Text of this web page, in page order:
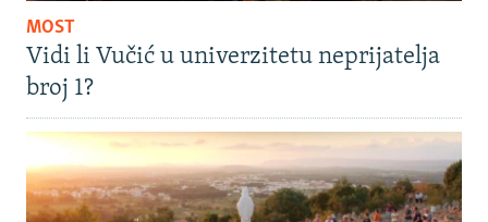
MOST
Vidi li Vučić u univerzitetu neprijatelja
broj 1?